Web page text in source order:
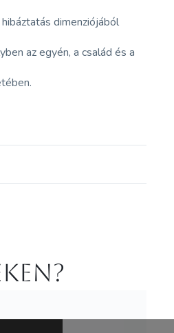
dimenziójából
az egyén, a család és a